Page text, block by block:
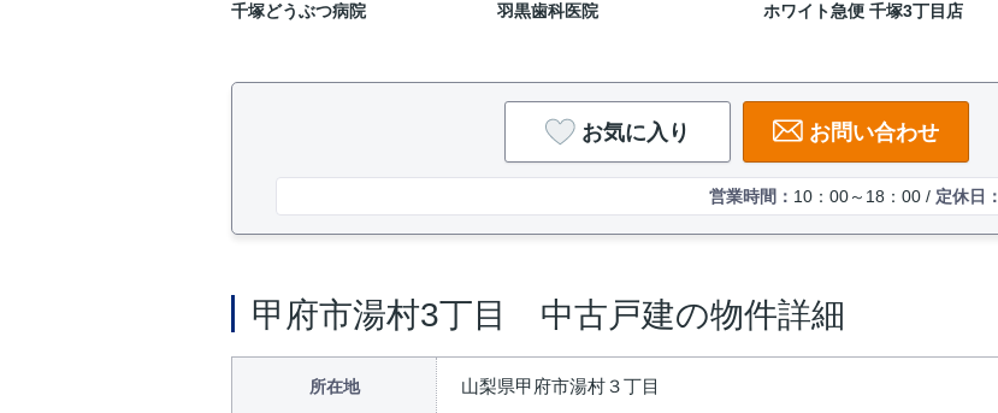
千塚どうぶつ病院 羽黒歯科医院 ホワイト急便 千塚3丁目店
お気に入り お問い合わせ
営業時間： 10：00～18：00 / 定休日：
甲府市湯村3丁目 中古戸建の物件詳細
所在地 山梨県甲府市湯村３丁目